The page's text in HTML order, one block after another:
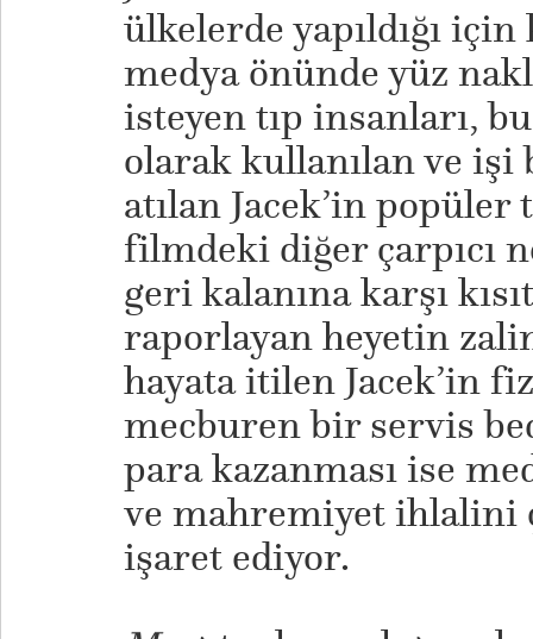
ülkelerde yapıldığı
medya önünde yüz
isteyen tıp insanları,
olarak kullanılan ve
atılan Jacek’in popüler
filmdeki diğer çarpıcı
geri kalanına karşı
raporlayan heyetin
hayata itilen Jacek’in
mecburen bir servis
para kazanması ise
ve mahremiyet ihlalini
işaret ediyor.